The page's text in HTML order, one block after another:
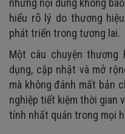
hiểu rõ lý do thương
phát triển trong tương lai.
Một câu chuyện
dụng, cập nhật và mở
mà không đánh mất bản
nghiệp tiết kiệm thời gian
tính nhất quán trong mọi